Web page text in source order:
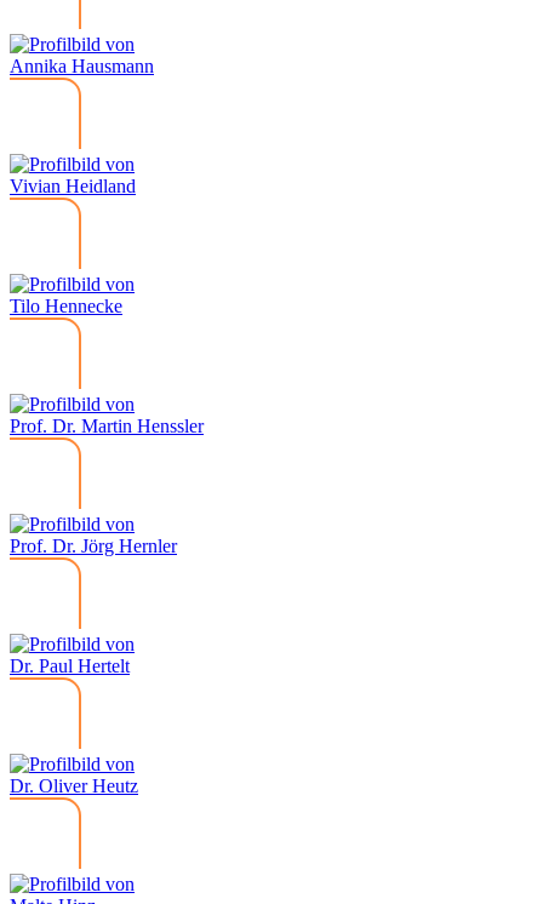
Annika Hausmann
Vivian Heidland
Tilo Hennecke
Prof. Dr. Martin Henssler
Prof. Dr. Jörg Hernler
Dr. Paul Hertelt
Dr. Oliver Heutz